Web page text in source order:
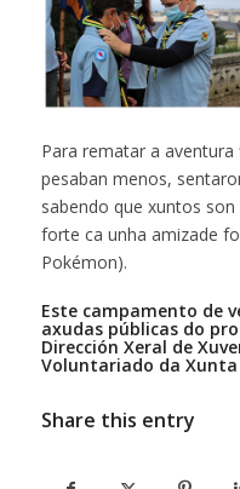
Para rematar a
pesaban menos,
sabendo que xuntos son
forte ca unha amizade
Pokémon).
Este campamento de
axudas públicas do
Dirección Xeral de
Voluntariado da Xunta
Share this entry